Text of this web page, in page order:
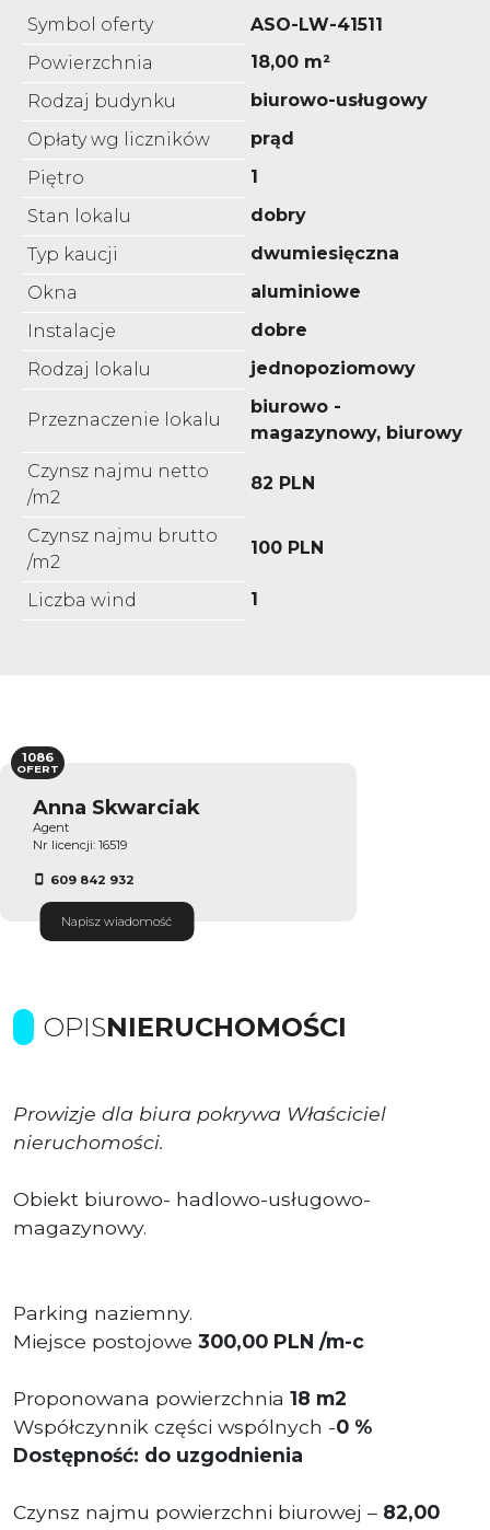
Symbol oferty
ASO-LW-41511
Powierzchnia
18,00 m²
Rodzaj budynku
biurowo-usługowy
Opłaty wg liczników
prąd
Piętro
1
Stan lokalu
dobry
Typ kaucji
dwumiesięczna
Okna
aluminiowe
Instalacje
dobre
Rodzaj lokalu
jednopoziomowy
Przeznaczenie lokalu
biurowo -
magazynowy, biurowy
Czynsz najmu netto
/m2
82 PLN
Czynsz najmu brutto
/m2
100 PLN
Liczba wind 1
Anna Skwarciak
Agent
Nr licencji: 16519
609 842 932
Napisz wiadomość
1086
OFERT
OPISNIERUCHOMOŚCI
Prowizje dla biura pokrywa Właściciel
nieruchomości.
Obiekt biurowo- hadlowo-usługowo-
magazynowy.
Parking naziemny.
Miejsce postojowe 300,00 PLN /m-c
Proponowana powierzchnia 18 m2
Współczynnik części wspólnych -0 %
Dostępność: do uzgodnienia
Czynsz najmu powierzchni biurowej – 82,00